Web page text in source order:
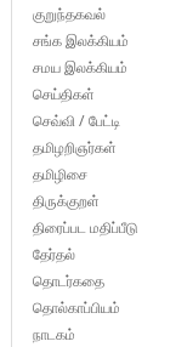
குறுந்தகவல்
சங்க இலக்கியம்
சமய இலக்கியம்
செய்திகள்
செவ்வி / பேட்டி
தமிழறிஞர்கள்
தமிழிசை
திருக்குறள்
திரைப்பட மதிப்பீடு
தேர்தல்
தொடர்கதை
தொல்காப்பியம்
நாடகம்